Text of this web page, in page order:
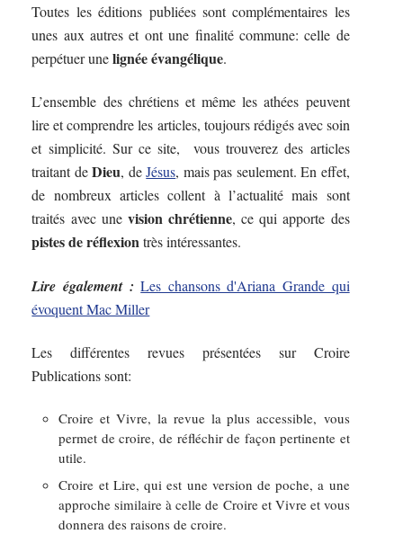
Toutes les éditions publiées sont complémentaires les
unes aux autres et ont une finalité commune: celle de
perpétuer unelignée évangélique.
L’ensemble des chrétiens et même les athées peuvent
lire et comprendre les articles, toujours rédigés avec soin
et simplicité. Sur ce site, vous trouverez des articles
traitant deDieu, deJésus, mais pas seulement. En effet,
de nombreux articles collent à l’actualité mais sont
traités avec une vision chrétienne, ce qui apporte des
pistes de réflexiontrès intéressantes.
Lire également : Les chansons d'Ariana Grande qui
évoquent Mac Miller
Les différentes revues présentées sur Croire
Publications sont:
Croire et Vivre, la revue la plus accessible, vous
permet de croire, de réfléchir de façon pertinente et
utile.
Croire et Lire, qui est une version de poche, a une
approche similaire à celle de Croire et Vivre et vous
donnera des raisons de croire.